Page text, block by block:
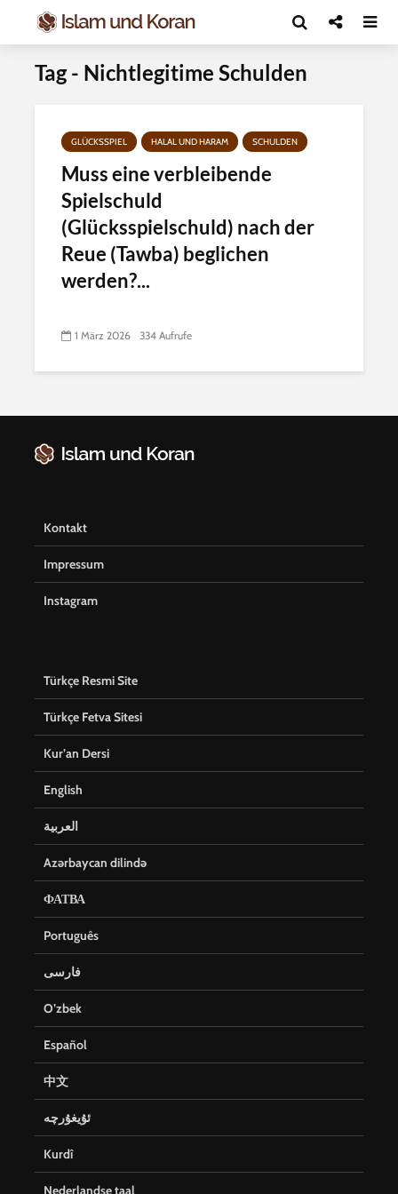
Tag - Nichtlegitime Schulden
GLÜCKSSPIEL HALAL UND HARAM SCHULDEN
Muss eine verbleibende
Spielschuld
(Glücksspielschuld) nach der
Reue (Tawba) beglichen
werden?...
1 März 2026 334 Aufrufe
Kontakt
Impressum
Instagram
Türkçe Resmi Site
Türkçe Fetva Sitesi
Kur’an Dersi
English
العربية
Azərbaycan dilində
ФАТВА
Português
فارسی
O’zbek
Español
中文
ئۇيغۇرچە
Kurdî
Nederlandse taal